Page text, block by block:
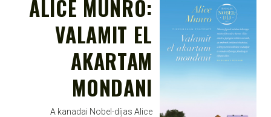
ALICE MUNRO:
VALAMIT EL
AKARTAM
MONDANI
A kanadai Nobel-díjas Alice